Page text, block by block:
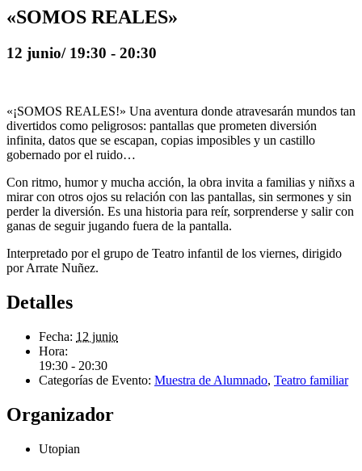
«SOMOS REALES»
12 junio/ 19:30 - 20:30
«¡SOMOS REALES!» Una aventura donde atravesarán mundos tan
divertidos como peligrosos: pantallas que prometen diversión
infinita, datos que se escapan, copias imposibles y un castillo
gobernado por el ruido…
Con ritmo, humor y mucha acción, la obra invita a familias y niñxs a
mirar con otros ojos su relación con las pantallas, sin sermones y sin
perder la diversión. Es una historia para reír, sorprenderse y salir con
ganas de seguir jugando fuera de la pantalla.
Interpretado por el grupo de Teatro infantil de los viernes, dirigido
por Arrate Nuñez.
Detalles
Fecha: 12 junio
Hora:
19:30 - 20:30
Categorías de Evento: Muestra de Alumnado, Teatro familiar
Organizador
Utopian